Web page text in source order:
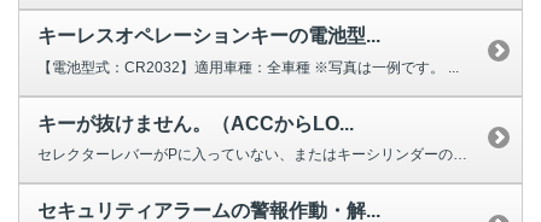
キーレスオペレーションキーの電池型...
【電池型式：CR2032】適用車種：全車種 ※写真は一例です。 ...
キーが抜けません。（ACCからLO...
セレクターレバーがPに入っていない、またはキーシリンダーの機構にキーがかみ...
セキュリティアラームの警報作動・解...